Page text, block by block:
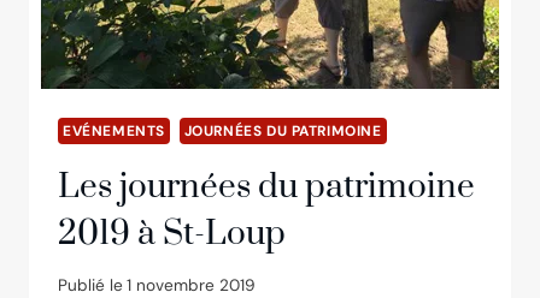
EVÉNEMENTS JOURNÉES DU PATRIMOINE
Les journées du patrimoine
2019 à St-Loup
Publié le1 novembre 2019